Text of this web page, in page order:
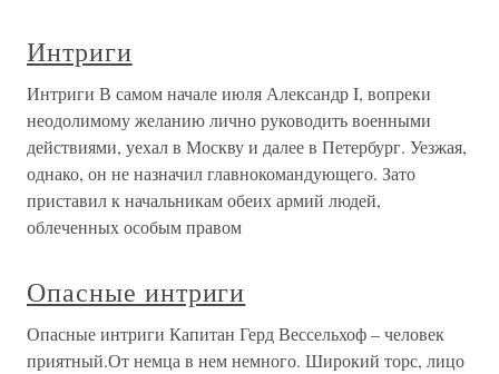
Интриги
Интриги В самом начале июля Александр I, вопреки
неодолимому желанию лично руководить военными
действиями, уехал в Москву и далее в Петербург. Уезжая,
однако, он не назначил главнокомандующего. Зато
приставил к начальникам обеих армий людей,
облеченных особым правом
Опасные интриги
Опасные интриги Капитан Герд Вессельхоф – человек
приятный.От немца в нем немного. Широкий торс, лицо